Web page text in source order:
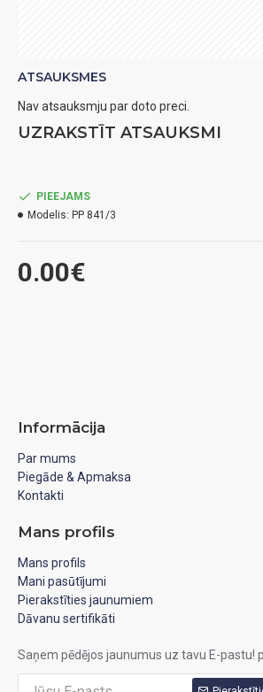
ATSAUKSMES
Nav atsauksmju par doto preci.
UZRAKSTĪT ATSAUKSMI
0.00€
PIEEJAMS
Modelis: PP 841/3
Informācija
Par mums
Piegāde & Apmaksa
Kontakti
Mans profils
Mans profils
Mani pasūtījumi
Pierakstīties jaunumiem
Dāvanu sertifikāti
Saņem pēdējos jaunumus uz tavu E-pastu!